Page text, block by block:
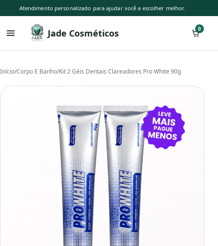
Atendimento personalizado para ajudar você a escolher melhor.
Jade Cosméticos 0
Início/Corpo E Banho/Kit 2 Géis Dentais Clareadores Pro White 90g